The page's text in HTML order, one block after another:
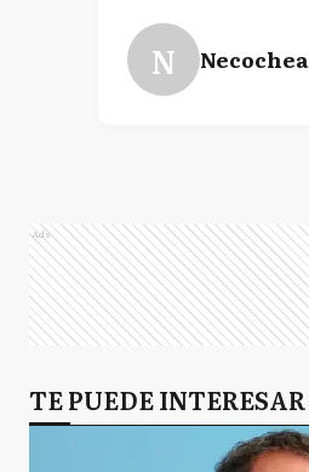
N Necochea
Ads
TE PUEDE INTERESAR